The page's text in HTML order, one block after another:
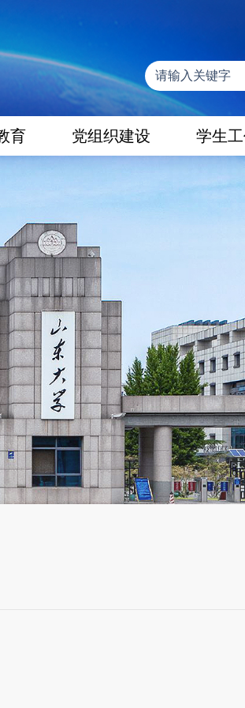
育 党组织建设 学生